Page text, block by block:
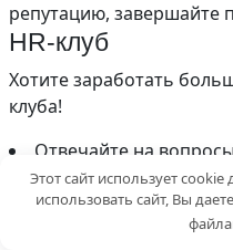
репутацию, завершайте
HR-клуб
Хотите заработать
клуба!
Отвечайте на
репутацию и
баллы
Публикуйте свои
Этот сайт использует
использовать сайт, Вы